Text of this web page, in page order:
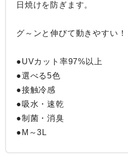
日焼けを防ぎます。
グ～ンと伸びて動きやすい！
●UVカット率97%以上
●選べる5色
●接触冷感
●吸水・速乾
●制菌・消臭
●M～3L